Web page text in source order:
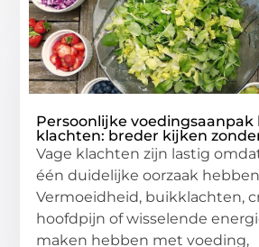
Persoonlijke voedingsaanpak
klachten: breder kijken
Vage klachten zijn lastig
één duidelijke oorzaak
Vermoeidheid, buikklachten,
hoofdpijn of wisselende
maken hebben met voeding,